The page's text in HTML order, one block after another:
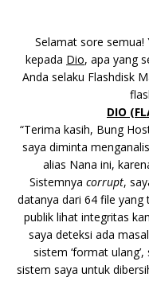
Selamat sore semua!
kepada Dio, apa yang
Anda selaku Flashdisk
DIO
“Terima kasih, Bung
saya diminta
alias Nana ini,
Sistemnya corrupt,
datanya dari 64 file
publik lihat integritas
saya deteksi ada
sistem ‘format ulang’,
sistem saya untuk